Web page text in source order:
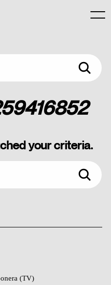
Menu
your criteria.
(TV)